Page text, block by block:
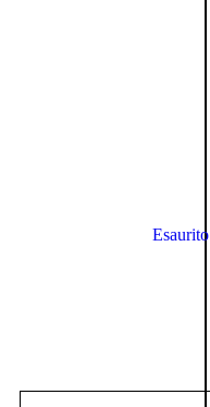
Esaurito